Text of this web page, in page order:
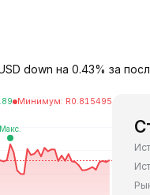
down на 0.43% за
Минимум: R0.815495